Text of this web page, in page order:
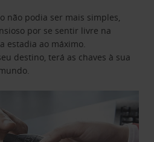
não podia ser mais simples,
por se sentir livre na
estadia ao máximo.
destino, terá as chaves à sua